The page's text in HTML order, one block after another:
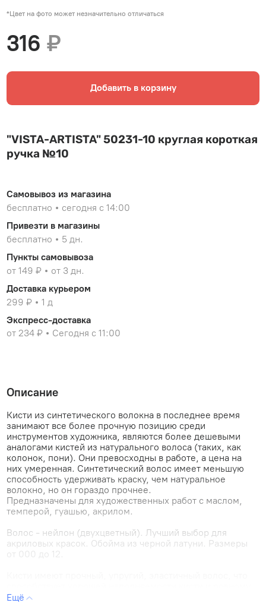
*Цвет на фото может незначительно отличаться
316₽
Добавить в корзину
"VISTA-ARTISTA" 50231-10 круглая короткая
ручка №10
Самовывоз из магазина
бесплатно
сегодня с 14:00
Привезти в магазины
бесплатно
5 дн.
Пункты самовывоза
от 149 ₽
от 3 дн.
Доставка курьером
299 ₽
1 д
Экспресс-доставка
от 234 ₽
Сегодня с 11:00
Описание
Кисти из синтетического волокна в последнее время
занимают все более прочную позицию среди
инструментов художника, являются более дешевыми
аналогами кистей из натурального волоса (таких, как
колонок, пони). Они превосходны в работе, а цена на
них умеренная. Синтетический волос имеет меньшую
способность удерживать краску, чем натуральное
волокно, но он гораздо прочнее.
Предназначены для художественных работ с маслом,
темперой, гуашью, акрилом.
Волос - нейлон (двухцветный). Лучший выбор для
акриловых красок. Обойма из черной латуни. Размеры
от 000 до 12.
нанесению краски.